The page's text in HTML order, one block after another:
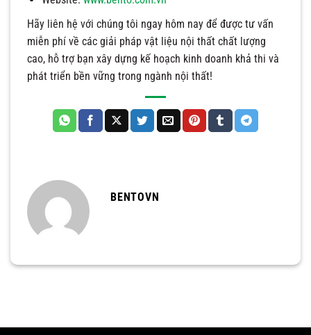
Hãy liên hệ với chúng tôi ngay hôm nay để được tư vấn
miễn phí về các giải pháp vật liệu nội thất chất lượng
cao, hỗ trợ bạn xây dựng kế hoạch kinh doanh khả thi và
phát triển bền vững trong ngành nội thất!
BENTOVN